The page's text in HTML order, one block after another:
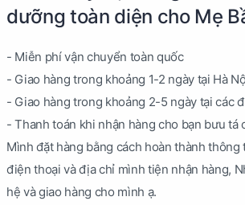
dưỡng toàn diện cho Mẹ
- Miễn phí vận chuyển toàn quốc
- Giao hàng trong khoảng 1-2 ngày tại Hà
- Giao hàng trong khoảng 2-5 ngày tại các
- Thanh toán khi nhận hàng cho bạn bưu tá
Mình đặt hàng bằng cách hoàn thành
điện thoại và địa chỉ mình tiện nhận hàng,
hệ và giao hàng cho mình ạ.